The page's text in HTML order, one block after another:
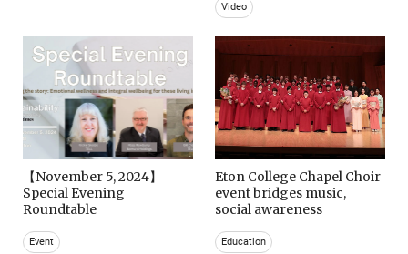
Video
【November 5, 2024】
Special Evening
Roundtable
Event
Eton College Chapel Choir
event bridges music,
social awareness
Education